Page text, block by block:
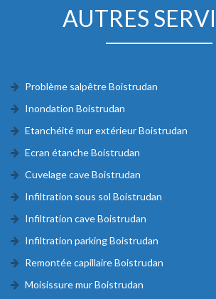
AUTRES
Problème salpêtre Boistrudan
Inondation Boistrudan
Etanchéité mur extérieur Boistrudan
Ecran étanche Boistrudan
Cuvelage cave Boistrudan
Infiltration sous sol Boistrudan
Infiltration cave Boistrudan
Infiltration parking Boistrudan
Remontée capillaire Boistrudan
Moisissure mur Boistrudan